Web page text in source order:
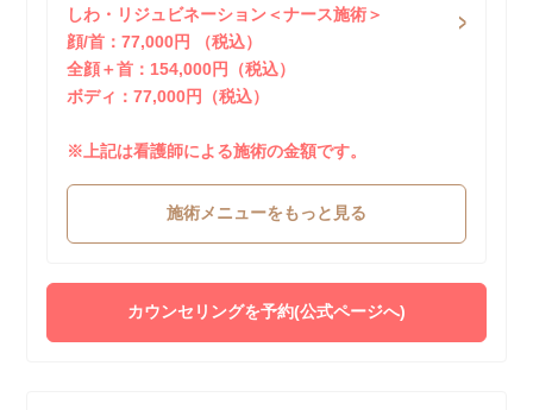
しわ・リジュビネーション＜ナース施術＞
顔/首：77,000円 （税込）
全顔＋首：154,000円（税込）
ボディ：77,000円（税込）
※上記は看護師による施術の金額です。
施術メニューをもっと見る
カウンセリングを予約(公式ページへ)